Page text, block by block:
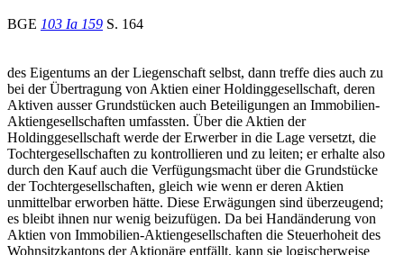
BGE 103 Ia 159 S. 164
des Eigentums an der Liegenschaft selbst, dann treffe dies auch zu
bei der Übertragung von Aktien einer Holdinggesellschaft, deren
Aktiven ausser Grundstücken auch Beteiligungen an Immobilien-
Aktiengesellschaften umfassten. Über die Aktien der
Holdinggesellschaft werde der Erwerber in die Lage versetzt, die
Tochtergesellschaften zu kontrollieren und zu leiten; er erhalte also
durch den Kauf auch die Verfügungsmacht über die Grundstücke
der Tochtergesellschaften, gleich wie wenn er deren Aktien
unmittelbar erworben hätte. Diese Erwägungen sind überzeugend;
es bleibt ihnen nur wenig beizufügen. Da bei Handänderung von
Aktien von Immobilien-Aktiengesellschaften die Steuerhoheit des
Wohnsitzkantons der Aktionäre entfällt, kann sie logischerweise